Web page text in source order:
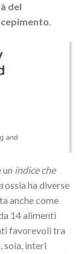
del
.
un indice che
ossia ha diverse
anche come
14 alimenti
favorevoli tra
interi